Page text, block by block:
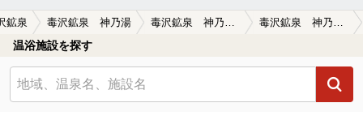
鉱泉 毒沢鉱泉 神乃湯 毒沢鉱泉 神乃湯の口コミ一覧 毒沢鉱泉 神乃湯の口コミ 湯疲れ
温浴施設を探す